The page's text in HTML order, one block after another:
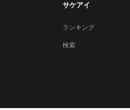
サケアイ
ランキング
検索